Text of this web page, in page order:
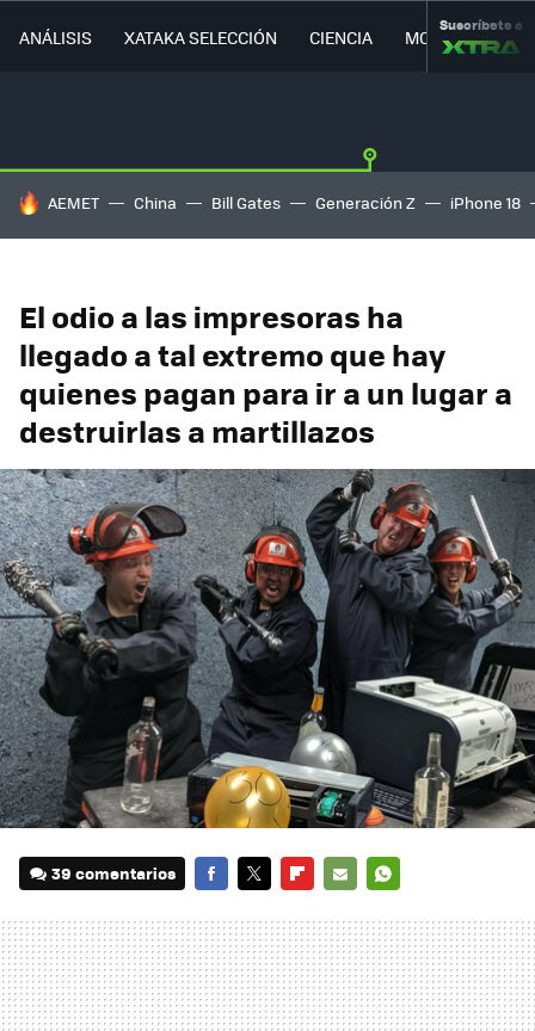
ANÁLISIS XATAKA SELECCIÓN CIENCIA MOVILIDAD
Suscríbete a
HOY SE HABLA DE
AEMET China Bill Gates Generación Z iPhone 18
El odio a las impresoras ha
llegado a tal extremo que hay
quienes pagan para ir a un lugar a
destruirlas a martillazos
39 comentarios
MAIL